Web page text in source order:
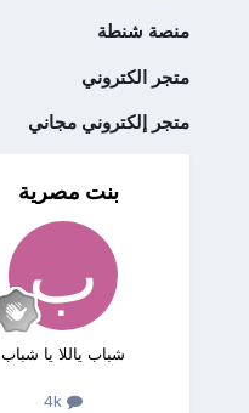
منصة شنطة
متجر الكتروني
متجر إلكتروني مجاني
بنت مصرية
شباب ياللا يا شباب
4k